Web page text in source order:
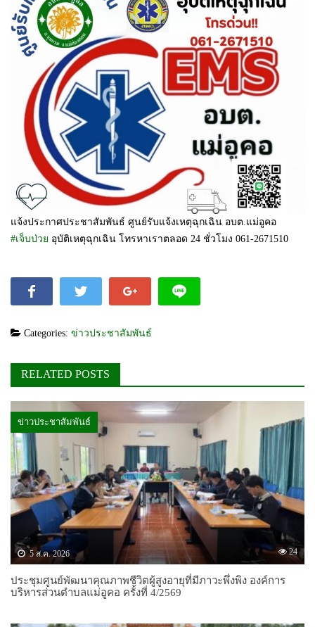
แจ้งประกาศประชาสัมพันธ์ ศูนย์รับแจ้งเหตุฉุกเฉิน อบต.แม่อูคอ
#เจ็บป่วย อุบัติเหตุฉุกเฉิน โทรหาเราตลอด 24 ชั่วโมง 061-2671510
Categories: ข่าวประชาสัมพันธ์
RELATED POSTS
ข่าวประชาสัมพันธ์
5 ส.ค. 2026 24
ประชุมศูนย์พัฒนาคุณภาพชีวิตผู้สูงอายุที่มีภาวะพึ่งพิง องค์การ
บริหารส่วนตำบลแม่อูคอ ครั้งที่ 4/2569